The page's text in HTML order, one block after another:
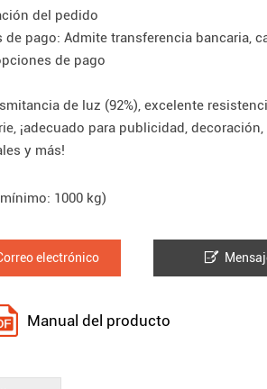
del pedido
de pago: Admite transferencia bancaria,
de pago
de luz (92%), excelente
¡adecuado para publicidad,
y más!
1000 kg)
electrónico 
Manual del producto